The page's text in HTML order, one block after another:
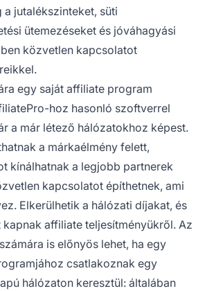
jutalékszinteket, süti
ütemezéseket és jóváhagyási
közvetlen kapcsolatot
egy saját affiliate program
hoz hasonló szoftverrel
a már létező hálózatokhoz képest.
a márkaélmény felett,
kínálhatnak a legjobb partnerek
kapcsolatot építhetnek, ami
Elkerülhetik a hálózati díjakat, és
affiliate teljesítményükről. Az
is előnyös lehet, ha egy
csatlakoznak egy
hálózaton keresztül: általában